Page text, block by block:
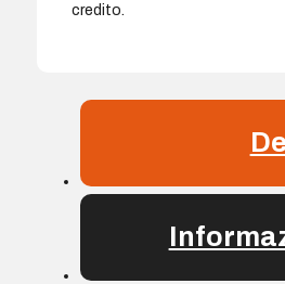
credito.